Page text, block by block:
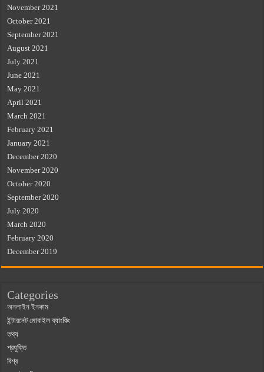
November 2021
October 2021
September 2021
August 2021
July 2021
June 2021
May 2021
April 2021
March 2021
February 2021
January 2021
December 2020
November 2020
October 2020
September 2020
July 2020
March 2020
February 2020
December 2019
Categories
অনলাইন ইনকাম
ইন্টারনেট মোবাইল ব্যাংকিং
তথ্য
প্রযুক্তি
বিশ্ব